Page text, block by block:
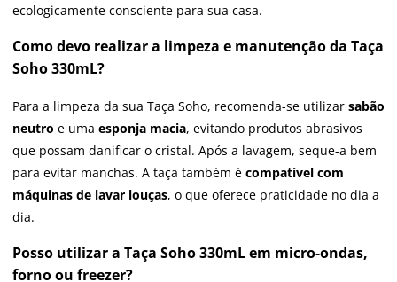
ecologicamente consciente para sua casa.
Como devo realizar a limpeza e manutenção da Taça
Soho 330mL?
Para a limpeza da sua Taça Soho, recomenda-se utilizar sabão
neutro e uma esponja macia, evitando produtos abrasivos
que possam danificar o cristal. Após a lavagem, seque-a bem
para evitar manchas. A taça também é compatível com
máquinas de lavar louças, o que oferece praticidade no dia a
dia.
Posso utilizar a Taça Soho 330mL em micro-ondas,
forno ou freezer?